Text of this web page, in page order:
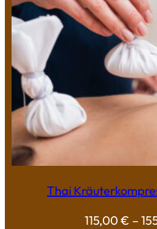
Thai
115,00€ –